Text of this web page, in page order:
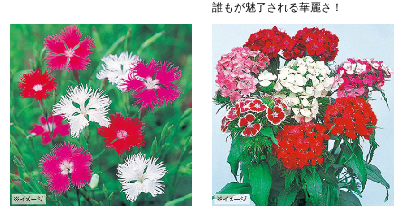
誰もが魅了される華麗さ！